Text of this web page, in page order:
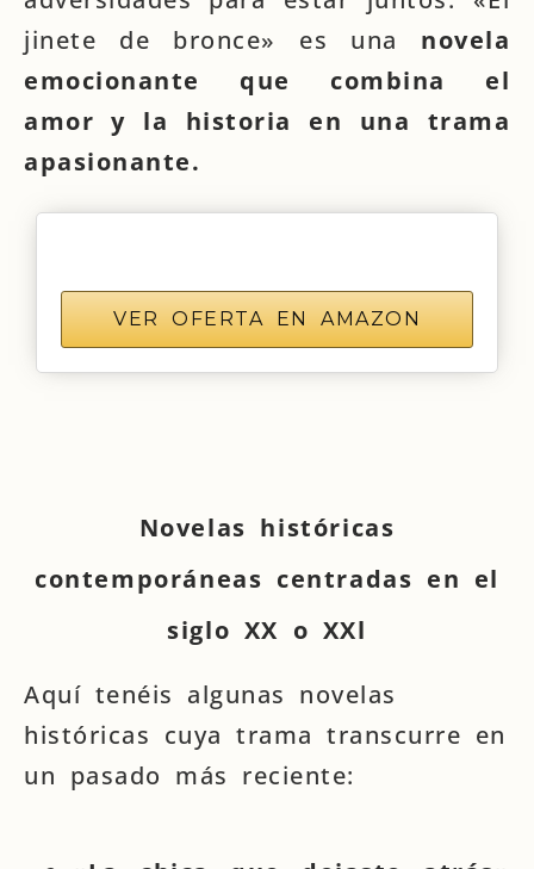
jinete de bronce» es una novela
emocionante que combina el
amor y la historia en una trama
apasionante.
VER OFERTA EN AMAZON
Novelas históricas
contemporáneas centradas en el
siglo XX o XXl
Aquí tenéis algunas novelas
históricas cuya trama transcurre en
un pasado más reciente: